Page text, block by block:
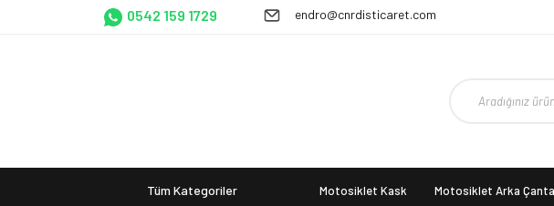
0542 159 1729 endro@cnrdisticaret.com
Tüm Kategoriler Motosiklet Kask Motosiklet Arka Çanta